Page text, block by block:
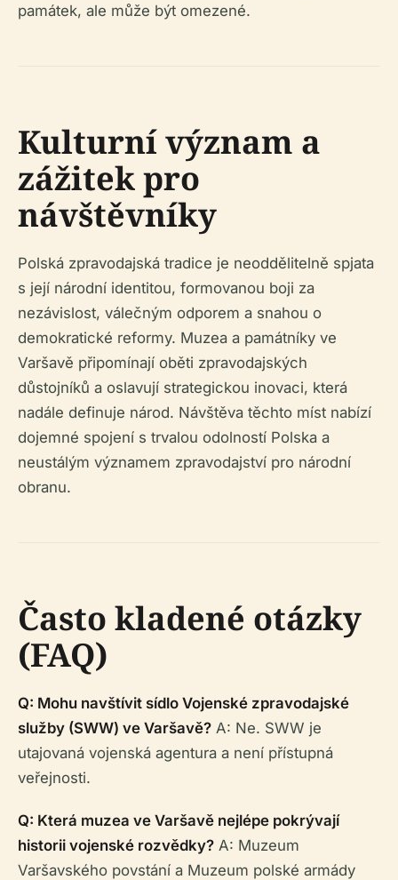
památek, ale může být omezené.
Kulturní význam a
zážitek pro
návštěvníky
Polská zpravodajská tradice je neoddělitelně spjata
s její národní identitou, formovanou boji za
nezávislost, válečným odporem a snahou o
demokratické reformy. Muzea a památníky ve
Varšavě připomínají oběti zpravodajských
důstojníků a oslavují strategickou inovaci, která
nadále definuje národ. Návštěva těchto míst nabízí
dojemné spojení s trvalou odolností Polska a
neustálým významem zpravodajství pro národní
obranu.
Často kladené otázky
(FAQ)
Q: Mohu navštívit sídlo Vojenské zpravodajské
služby (SWW) ve Varšavě? A: Ne. SWW je
utajovaná vojenská agentura a není přístupná
veřejnosti.
Q: Která muzea ve Varšavě nejlépe pokrývají
historii vojenské rozvědky? A: Muzeum
Varšavského povstání a Muzeum polské armády